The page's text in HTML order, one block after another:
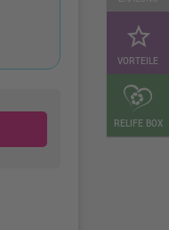
star_border
VORTEILE
RELIFE BOX